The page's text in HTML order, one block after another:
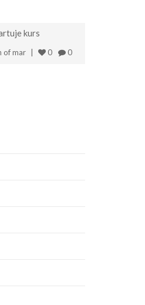
kurs
of mar 0 0